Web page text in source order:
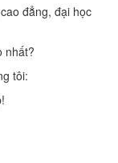
đẳng, đại học
nhất?
tôi: